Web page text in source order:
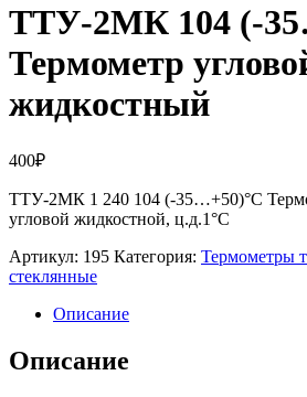
ТТУ-2МК 104 (-
Термометр
жидкостный
400₽
ТТУ-2МК 1 240 104 (-35…+50)°С
угловой жидкостной, ц.д.1°С
Артикул: 195 Категория: Термометры
стеклянные
Описание
Описание